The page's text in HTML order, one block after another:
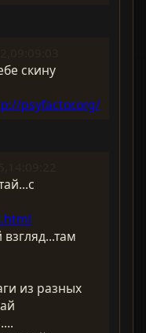
скину
psyfactor.org/
из разных